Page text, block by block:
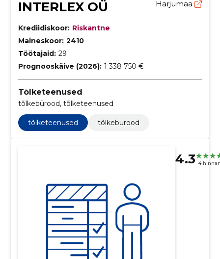
INTERLEX OÜ Harjumaa
Krediidiskoor: Riskantne
Maineskoor: 2410
Töötajaid: 29
Prognooskäive (2026): 1 338 750 €
Tõlketeenused
tõlkebürood, tõlketeenused
tõlketeenused tõlkebürood
4.3 4